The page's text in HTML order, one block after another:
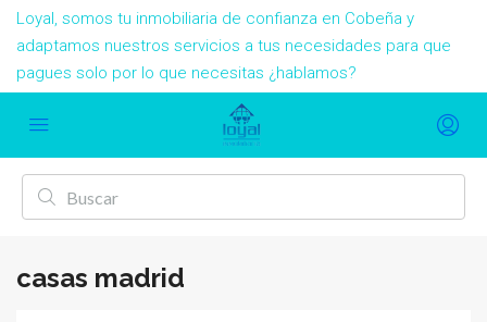
Loyal, somos tu inmobiliaria de confianza en Cobeña y
adaptamos nuestros servicios a tus necesidades para que
pagues solo por lo que necesitas ¿hablamos?
casas madrid